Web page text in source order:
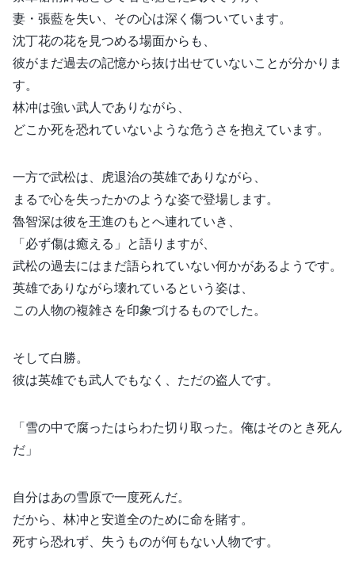
妻・張藍を失い、その心は深く傷ついています。
沈丁花の花を見つめる場面からも、
彼がまだ過去の記憶から抜け出せていないことが分かりま
す。
林冲は強い武人でありながら、
どこか死を恐れていないような危うさを抱えています。
一方で武松は、虎退治の英雄でありながら、
まるで心を失ったかのような姿で登場します。
魯智深は彼を王進のもとへ連れていき、
「必ず傷は癒える」と語りますが、
武松の過去にはまだ語られていない何かがあるようです。
英雄でありながら壊れているという姿は、
この人物の複雑さを印象づけるものでした。
そして白勝。
彼は英雄でも武人でもなく、ただの盗人です。
「雪の中で腐ったはらわた切り取った。俺はそのとき死ん
だ」
自分はあの雪原で一度死んだ。
だから、林冲と安道全のために命を賭す。
死すら恐れず、失うものが何もない人物です。